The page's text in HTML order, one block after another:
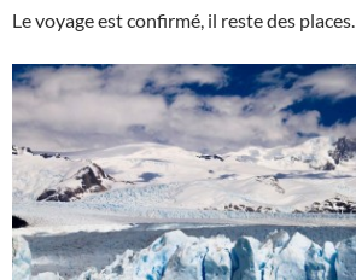
Le voyage est confirmé, il reste des places.